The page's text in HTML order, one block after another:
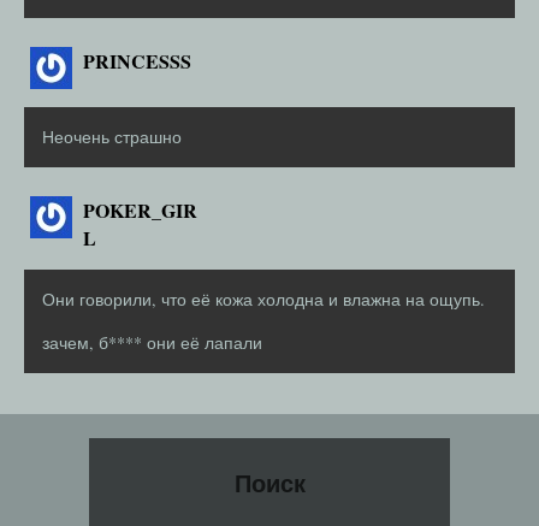
PRINCESSS
Неочень страшно
POKER_GIR
L
Они говорили, что её кожа холодна и влажна на ощупь.
зачем, б**** они её лапали
Поиск